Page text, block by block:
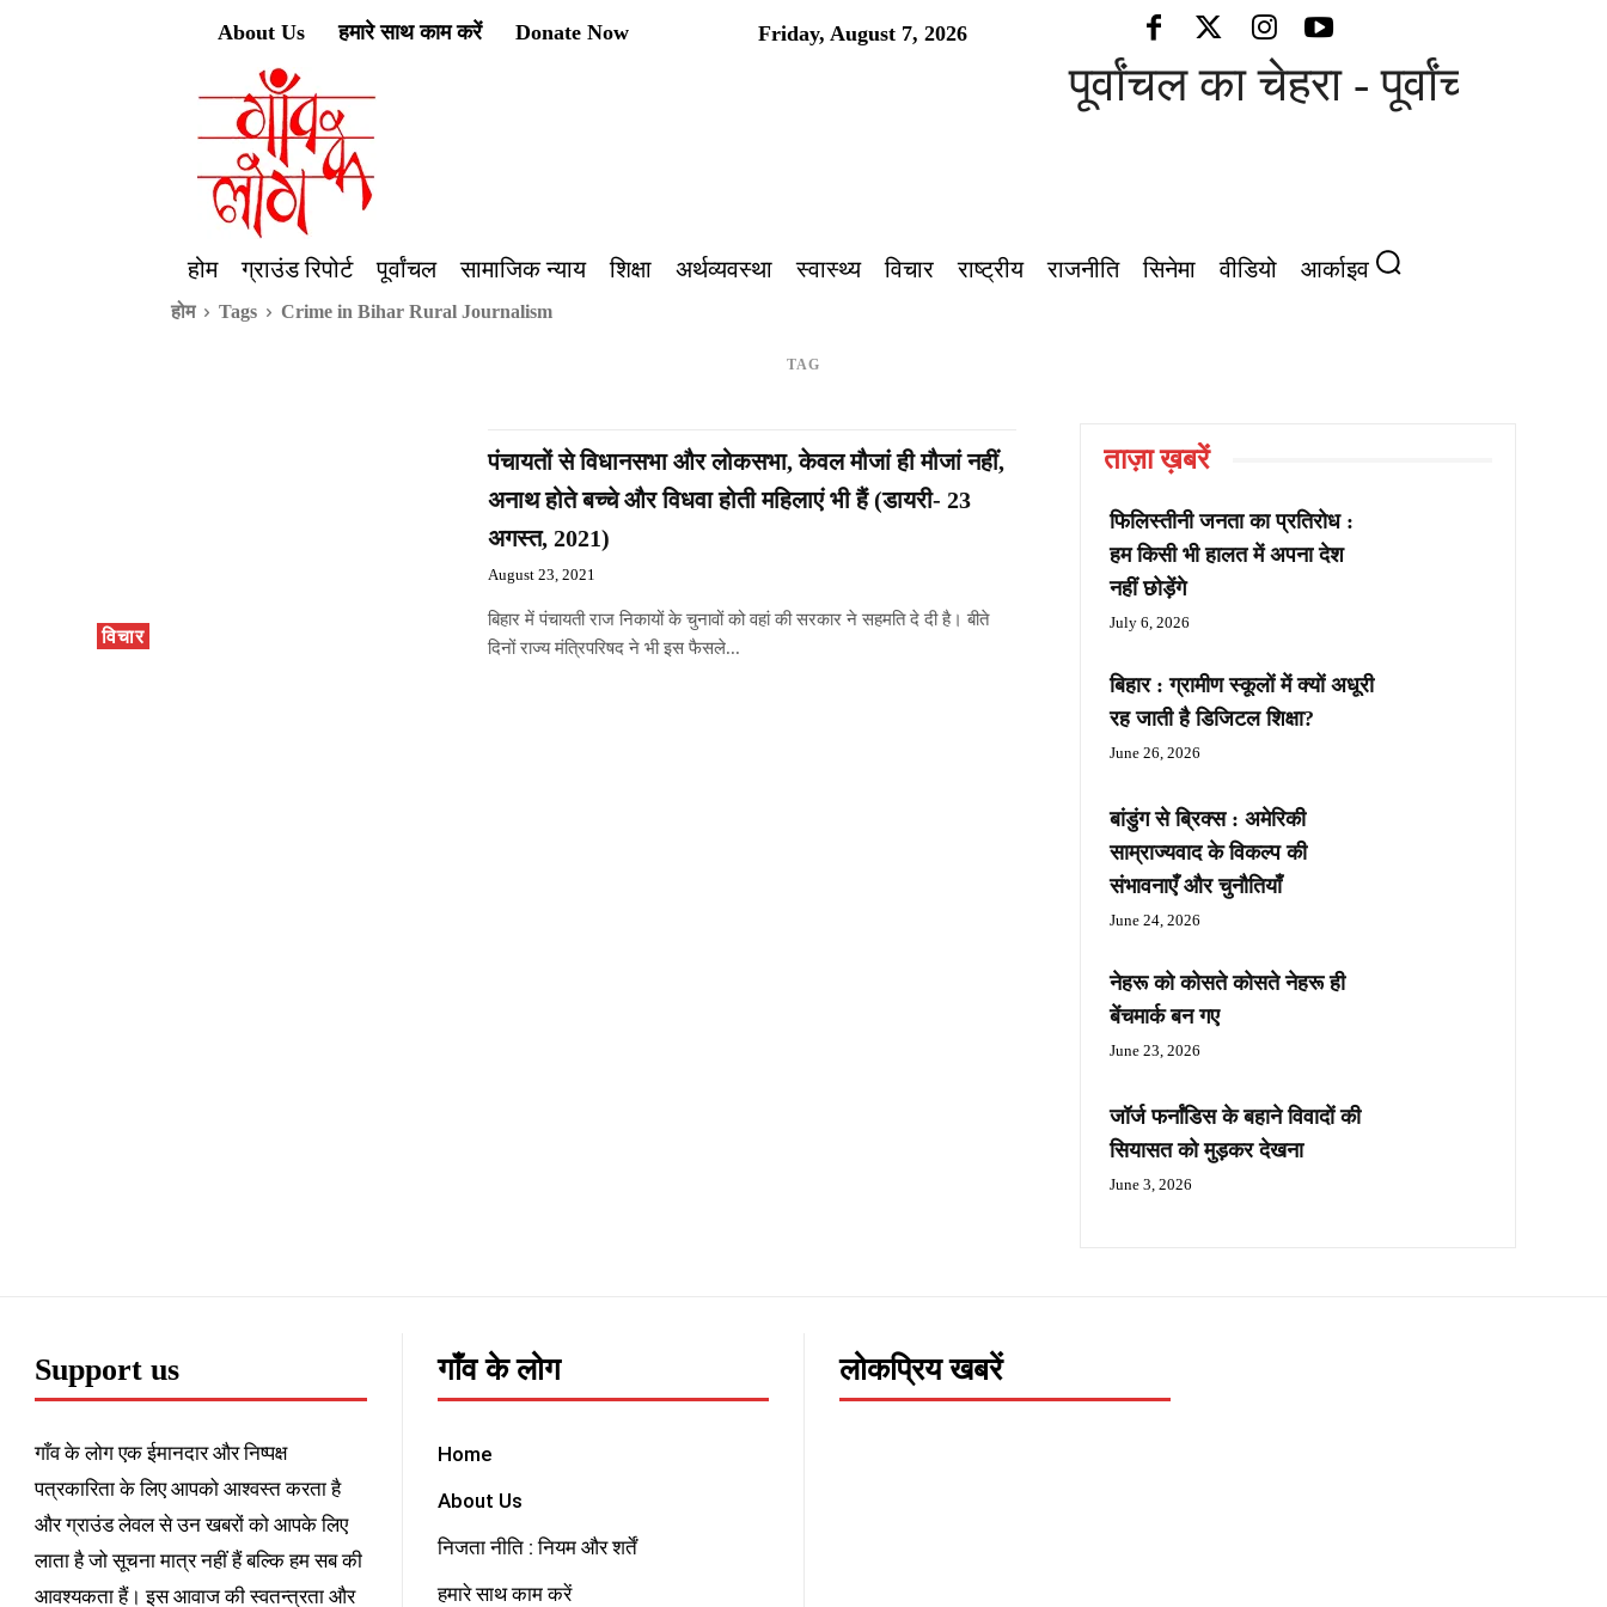
Friday, August 7, 2026
About Us हमारे साथ काम करें Donate Now
पूर्वांचल का चेहरा - पूर्वांचल की
होम ग्राउंड रिपोर्ट पूर्वांचल सामाजिक न्याय शिक्षा अर्थव्यवस्था स्वास्थ्य विचार राष्ट्रीय राजनीति सिनेमा वीडियो आर्काइव
होम Tags Crime in Bihar Rural Journalism
TAG
विचार
पंचायतों से विधानसभा और लोकसभा, केवल मौजां ही मौजां नहीं,
अनाथ होते बच्चे और विधवा होती महिलाएं भी हैं (डायरी- 23
अगस्त, 2021)
August 23, 2021
बिहार में पंचायती राज निकायों के चुनावों को वहां की सरकार ने सहमति दे दी है। बीते
दिनों राज्य मंत्रिपरिषद ने भी इस फैसले...
ताज़ा ख़बरें
फिलिस्तीनी जनता का प्रतिरोध :
हम किसी भी हालत में अपना देश
नहीं छोड़ेंगे
July 6, 2026
बिहार : ग्रामीण स्कूलों में क्यों अधूरी
रह जाती है डिजिटल शिक्षा?
June 26, 2026
बांडुंग से ब्रिक्स : अमेरिकी
साम्राज्यवाद के विकल्प की
संभावनाएँ और चुनौतियाँ
June 24, 2026
नेहरू को कोसते कोसते नेहरू ही
बेंचमार्क बन गए
June 23, 2026
जॉर्ज फर्नांडिस के बहाने विवादों की
सियासत को मुड़कर देखना
June 3, 2026
Support us
गाँव के लोग एक ईमानदार और निष्पक्ष
पत्रकारिता के लिए आपको आश्वस्त करता है
और ग्राउंड लेवल से उन खबरों को आपके लिए
लाता है जो सूचना मात्र नहीं हैं बल्कि हम सब की
आवश्यकता हैं। इस आवाज की स्वतन्त्रता और
गाँव के लोग
Home
About Us
निजता नीति : नियम और शर्तें
हमारे साथ काम करें
लोकप्रिय खबरें